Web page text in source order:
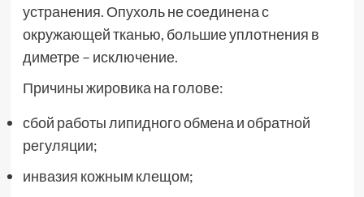
устранения. Опухоль не соединена с
окружающей тканью, большие уплотнения в
диметре – исключение.
Причины жировика на голове:
сбой работы липидного обмена и обратной
регуляции;
инвазия кожным клещом;